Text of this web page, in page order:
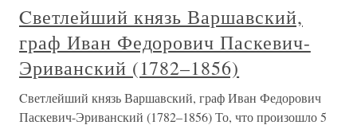
Cветлейший князь Варшавский,
граф Иван Федорович Паскевич-
Эриванский (1782–1856)
Cветлейший князь Варшавский, граф Иван Федорович
Паскевич-Эриванский (1782–1856) То, что произошло 5